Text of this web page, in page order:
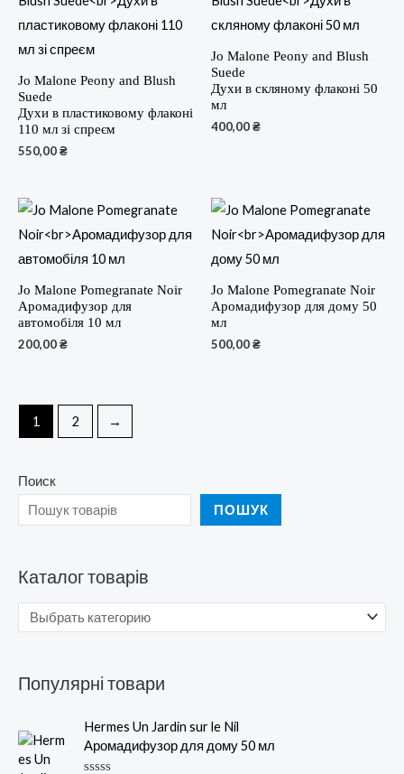
Поиск
ПОШУК
Каталог товарів
Популярні товари
Hermes Un Jardin sur le Nil
Аромадифузор для дому 50 мл
Jo Malone Peony and Blush
Suede
Духи в пластиковому флаконі
110 мл зі спреєм
550,00₴
Jo Malone Peony and Blush
Suede
Духи в скляному флаконі 50
мл
400,00₴
Jo Malone Pomegranate Noir
Аромадифузор для
автомобіля 10 мл
200,00₴
Jo Malone Pomegranate Noir
Аромадифузор для дому 50
мл
500,00₴
1 2 →